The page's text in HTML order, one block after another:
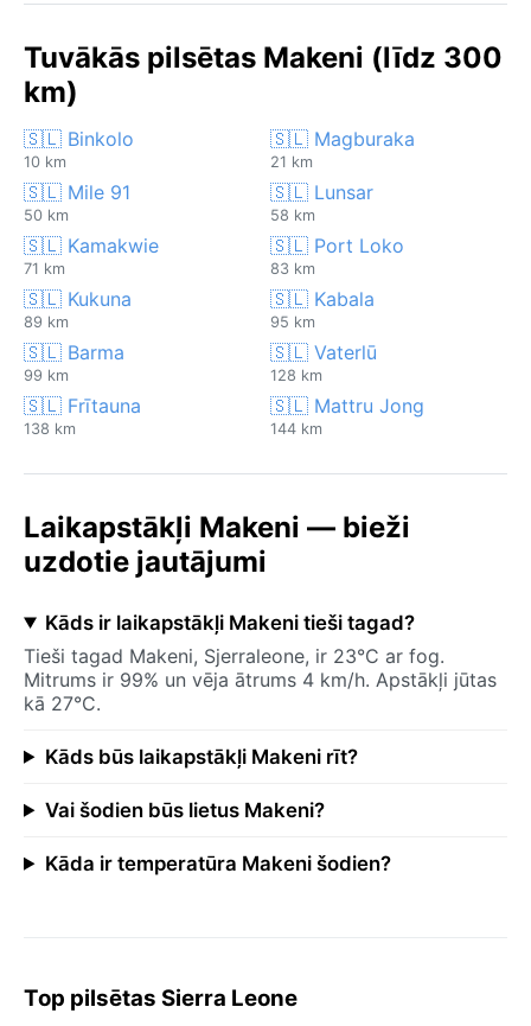
Tuvākās pilsētas Makeni (līdz 300
km)
🇸🇱 Binkolo
10 km
🇸🇱 Magburaka
21 km
🇸🇱 Mile 91
50 km
🇸🇱 Lunsar
58 km
🇸🇱 Kamakwie
71 km
🇸🇱 Port Loko
83 km
🇸🇱 Kukuna
89 km
🇸🇱 Kabala
95 km
🇸🇱 Barma
99 km
🇸🇱 Vaterlū
128 km
🇸🇱 Frītauna
138 km
🇸🇱 Mattru Jong
144 km
Laikapstākļi Makeni — bieži
uzdotie jautājumi
Kāds ir laikapstākļi Makeni tieši tagad?
Tieši tagad Makeni, Sjerraleone, ir 23°C ar fog.
Mitrums ir 99% un vēja ātrums 4 km/h. Apstākļi jūtas
kā 27°C.
Kāds būs laikapstākļi Makeni rīt?
Vai šodien būs lietus Makeni?
Kāda ir temperatūra Makeni šodien?
Top pilsētas Sierra Leone